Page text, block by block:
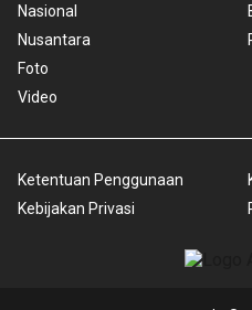
Nasional
Nusantara
Foto
Video
Ketentuan Penggunaan
Kebijakan Privasi